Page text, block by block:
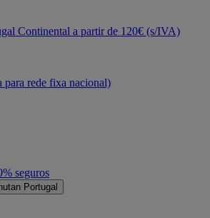
Continental a partir de 120€ (s/IVA)
para rede fixa nacional)
seguros
Portugal